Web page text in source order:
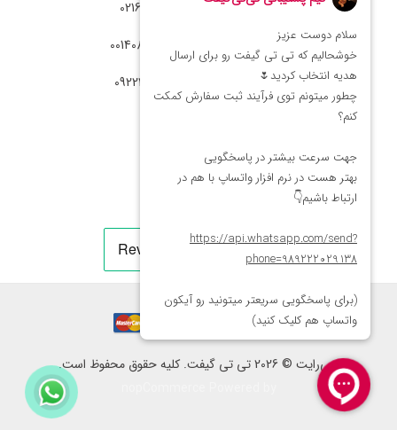
شماره تماس ایران: 02166066403
شماره تماس آمریکا: 0014088054942
شماره ارتباط واتساپ 09222029138
کپی‌رایت © 2026 تی تی گیفت. کلیه حقوق محفوظ است.